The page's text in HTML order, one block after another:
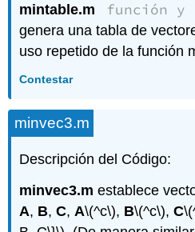
mintable.m
función y
genera una tabla de
uso repetido de la función
Contestar
minvec3.m
Descripción del Código:
minvec3.m establece
A, B,C,A\(^c\), B\(^c\),C